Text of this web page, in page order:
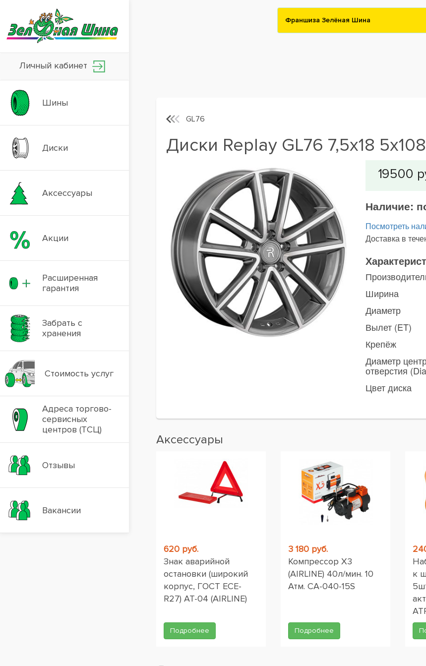
Личный кабинет
Шины
Диски
Аксессуары
Акции
Расширенная
гарантия
Забрать с
хранения
Стоимость услуг
Адреса торгово-
сервисных
центров (ТСЦ)
Отзывы
Вакансии
Франшиза Зелёная Шина
GL76
Диски Replay GL76 7,5x18
Наличие:
Посмотреть
Доставка в
Ширина
Диаметр
Вылет (ET)
Крепёж
Диаметр
отверстия
Цвет диска
Аксессуары
620 руб.
Знак аварийной
остановки (широкий
корпус, ГОСТ ЕСЕ-
R27) AT-04 (AIRLINE)
Подробнее
3 180 руб.
Компрессор X3
(AIRLINE) 40л/мин. 10
Атм. CA-040-15S
Подробнее
к